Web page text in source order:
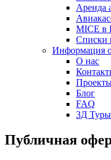
Аренда
MICE в
Списки
Информация
О нас
Блог
FAQ
3Д Туры
Публичная